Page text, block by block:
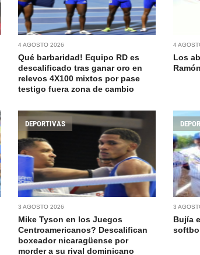
4 AGOSTO 2026
Qué barbaridad! Equipo RD es
descalificado tras ganar oro en
relevos 4X100 mixtos por pase
testigo fuera zona de cambio
4
Los
Ramón
DEPORTIVAS
3 AGOSTO 2026
Mike Tyson en los Juegos
Centroamericanos? Descalifican
boxeador nicaragüense por
morder a su rival dominicano
3
Bujía